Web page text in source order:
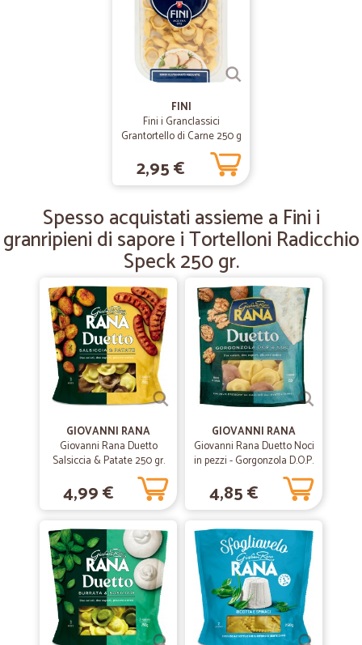
Luciano P.
Ottimo acquisto ...li consiglio per il…
Ottimo acquisto ...li consiglio per il prezzo dei prodotti e velocità della
FINI
Fini i Granclassici
Grantortello di Carne 250 g
2,95 €
Spesso acquistati assieme a Fini i
granripieni di sapore i Tortelloni Radicchio
Speck 250 gr.
GIOVANNI RANA
Giovanni Rana Duetto
Salsiccia & Patate 250 gr.
4,99 €
GIOVANNI RANA
Giovanni Rana Duetto Noci
in pezzi - Gorgonzola D.O.P.
4,85 €